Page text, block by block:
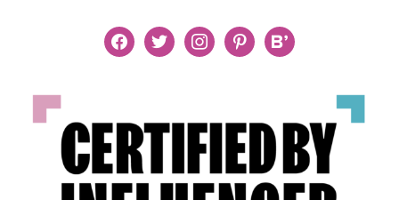
facebooktwitter instagrampinterestbloglovin